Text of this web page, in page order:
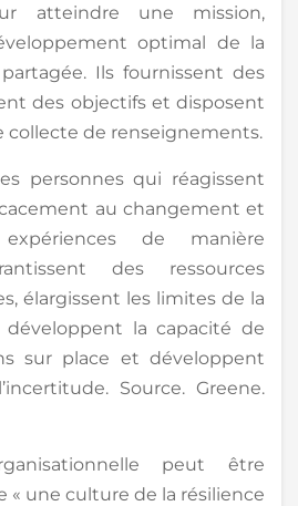
atteindre une mission,
optimal de la
Ils fournissent des
des objectifs et disposent
collecte de renseignements.
personnes qui réagissent
au changement et
de manière
des ressources
élargissent les limites de la
développent la capacité de
sur place et développent
Source. Greene.
peut être
« une culture de la résilience